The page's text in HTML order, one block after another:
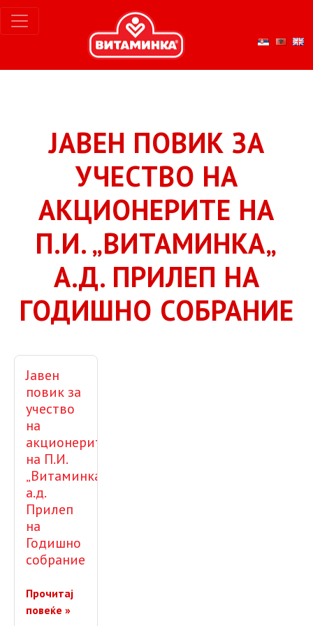
ЈАВЕН ПОВИК ЗА
УЧЕСТВО НА
АКЦИОНЕРИТЕ НА
П.И. „ВИТАМИНКА„
А.Д. ПРИЛЕП НА
ГОДИШНО СОБРАНИЕ
Јавен
повик за
учество
на
акционерите
на П.И.
„Витаминка„
а.д.
Прилеп
на
Годишно
собрание
Прочитај
повеќе »